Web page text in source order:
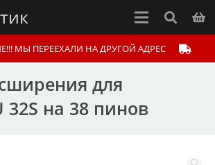
МЫ ПЕРЕЕХАЛИ НА ДРУГОЙ АДРЕС
для
32S на 38 пинов